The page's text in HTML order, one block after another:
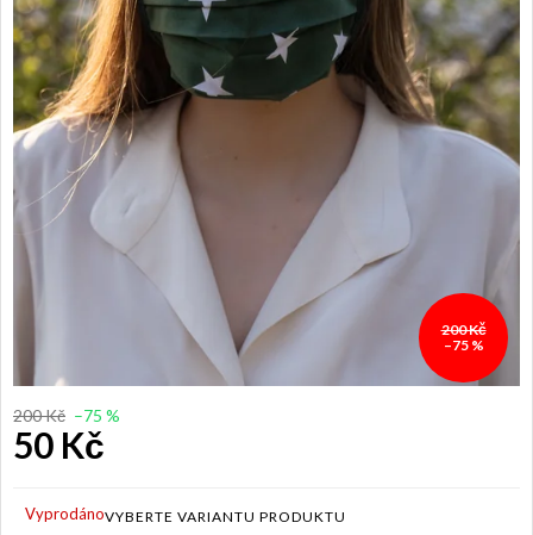
200 Kč
–75 %
200 Kč –75 %
50 Kč
cena:
Vyprodáno